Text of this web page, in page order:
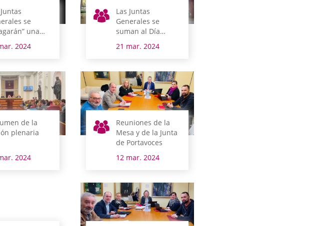
se
una
climático
2024
Las Juntas
Generales se
suman al Día
Síndrome de Down
21 mar. 2024
de la
plenaria
2024
Reuniones de la
Mesa y de la Junta
de Portavoces
12 mar. 2024